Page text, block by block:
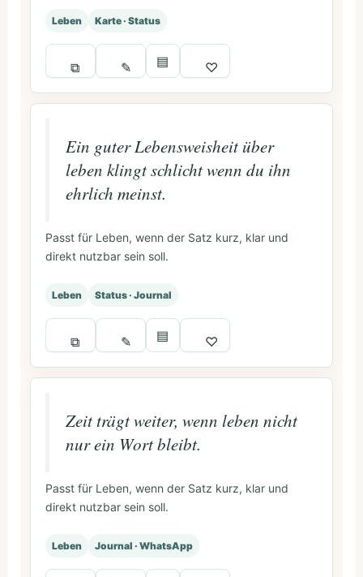
Leben Karte · Status
⧉ ✎ ▤ ♡
Ein guter Lebensweisheit über
leben klingt schlicht wenn du ihn
ehrlich meinst.
Passt für Leben, wenn der Satz kurz, klar und
direkt nutzbar sein soll.
Leben Status · Journal
⧉ ✎ ▤ ♡
Zeit trägt weiter, wenn leben nicht
nur ein Wort bleibt.
Passt für Leben, wenn der Satz kurz, klar und
direkt nutzbar sein soll.
Leben Journal · WhatsApp